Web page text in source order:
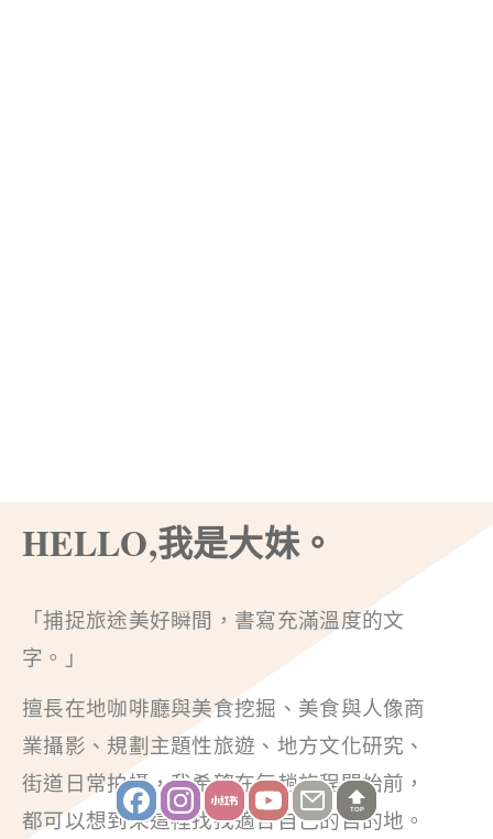
HELLO,我是大妹。
「捕捉旅途美好瞬間，書寫充滿溫度的文
字。」
擅長在地咖啡廳與美食挖掘、美食與人像商
業攝影、規劃主題性旅遊、地方文化研究、
街道日常拍攝，我希望在每趟旅程開始前，
都可以想到來這裡找找適合自己的目的地。
TOP